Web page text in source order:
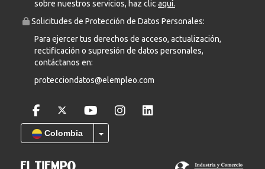
sobre nuestros servicios, haz clicaquí.
Solicitudes de Protección de Datos Personales:
Para ejercer tus derechos de acceso, actualización,
rectificación o supresión de datos personales,
contáctanos en:
protecciondatos@elempleo.com
Colombia